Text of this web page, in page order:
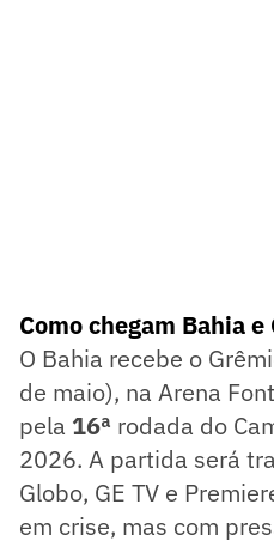
Como chegam Bahia e
O Bahia recebe o
de maio), na Arena
pela 16ª rodada do
2026. A partida será
Globo, GE TV e
em crise, mas com